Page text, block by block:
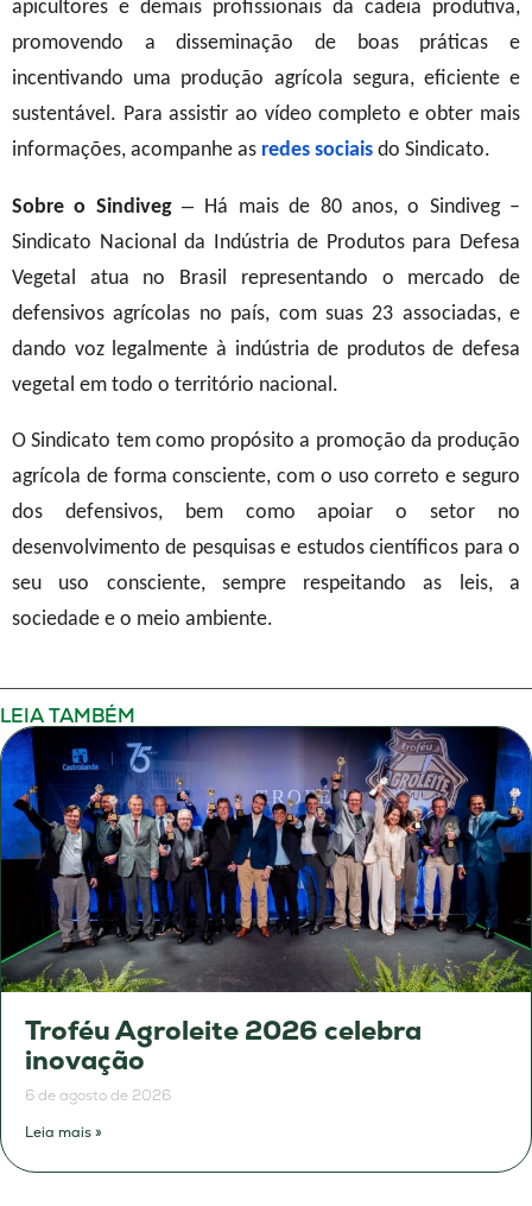
apicultores e demais profissionais da cadeia produtiva,
promovendo a disseminação de boas práticas e
incentivando uma produção agrícola segura, eficiente e
sustentável. Para assistir ao vídeo completo e obter mais
informações, acompanhe as redes sociais do Sindicato.
Sobre o Sindiveg –
Há mais de 80 anos, o Sindiveg –
Sindicato Nacional da Indústria de Produtos para Defesa
Vegetal atua no Brasil representando o mercado de
defensivos agrícolas no país, com suas 23 associadas, e
dando voz legalmente à indústria de produtos de defesa
vegetal em todo o território nacional.
O Sindicato tem como propósito a promoção da produção
agrícola de forma consciente, com o uso correto e seguro
dos defensivos, bem como apoiar o setor no
desenvolvimento de pesquisas e estudos científicos para o
seu uso consciente, sempre respeitando as leis, a
sociedade e o meio ambiente.
LEIA TAMBÉM
Troféu Agroleite 2026 celebra
inovação
6 de agosto de 2026
Leia mais »